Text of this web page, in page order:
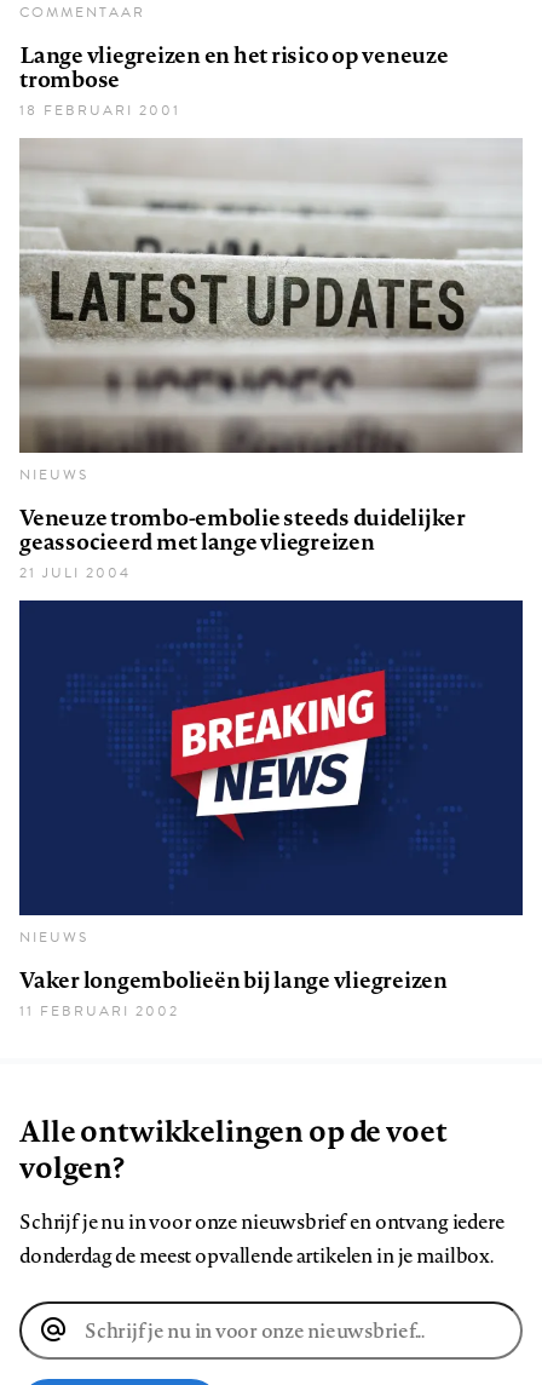
COMMENTAAR
Lange vliegreizen en het risico op veneuze
trombose
18 FEBRUARI 2001
NIEUWS
Veneuze trombo-embolie steeds duidelijker
geassocieerd met lange vliegreizen
21 JULI 2004
NIEUWS
Vaker longembolieën bij lange vliegreizen
11 FEBRUARI 2002
Alle ontwikkelingen op de voet
volgen?
Schrijf je nu in voor onze nieuwsbrief en ontvang iedere
donderdag de meest opvallende artikelen in je mailbox.
E-
mailadres